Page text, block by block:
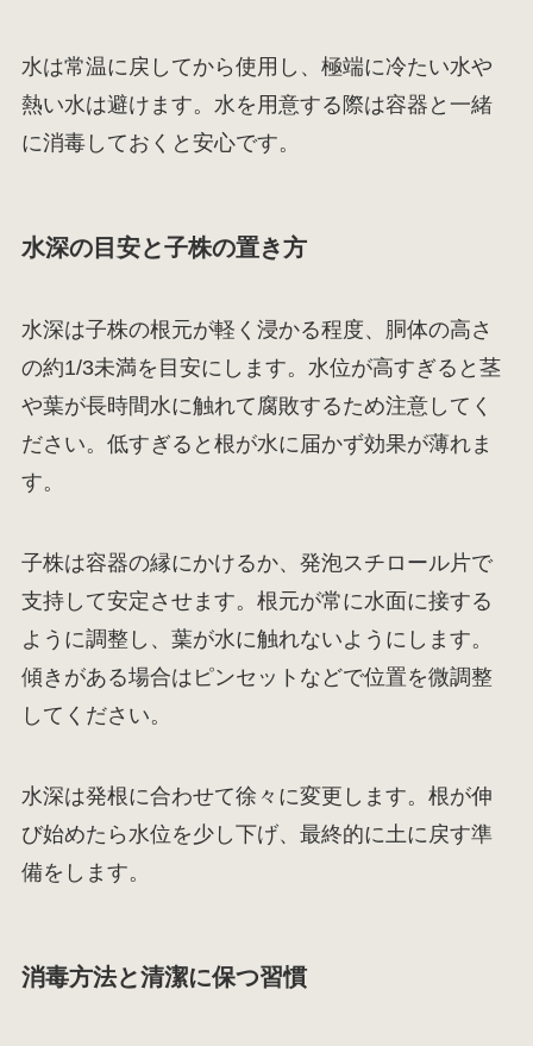
水は常温に戻してから使用し、極端に冷たい水や
熱い水は避けます。水を用意する際は容器と一緒
に消毒しておくと安心です。
水深の目安と子株の置き方
水深は子株の根元が軽く浸かる程度、胴体の高さ
の約1/3未満を目安にします。水位が高すぎると茎
や葉が長時間水に触れて腐敗するため注意してく
ださい。低すぎると根が水に届かず効果が薄れま
す。
子株は容器の縁にかけるか、発泡スチロール片で
支持して安定させます。根元が常に水面に接する
ように調整し、葉が水に触れないようにします。
傾きがある場合はピンセットなどで位置を微調整
してください。
水深は発根に合わせて徐々に変更します。根が伸
び始めたら水位を少し下げ、最終的に土に戻す準
備をします。
消毒方法と清潔に保つ習慣